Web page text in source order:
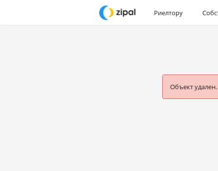
Риелтору
Объект